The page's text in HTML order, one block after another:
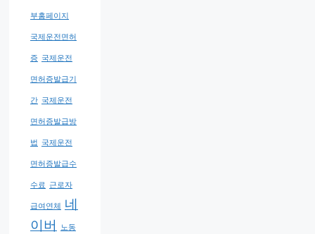
부홈페이지
국제운전면허
증 국제운전
면허증발급기
간 국제운전
면허증발급방
법 국제운전
면허증발급수
수료 근로자
급여연체
네
이버
노동